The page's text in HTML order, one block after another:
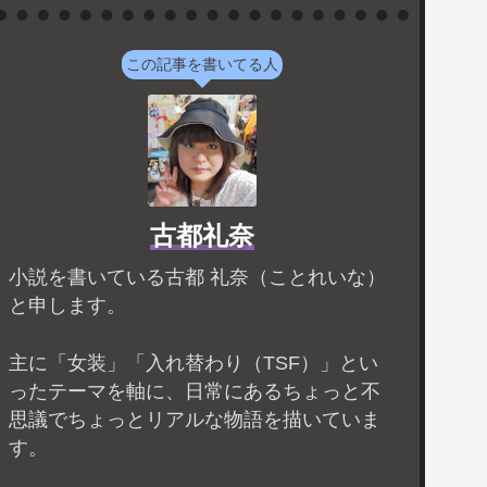
この記事を書いてる人
古都礼奈
小説を書いている古都 礼奈（ことれいな）
と申します。
主に「女装」「入れ替わり（TSF）」とい
ったテーマを軸に、日常にあるちょっと不
思議でちょっとリアルな物語を描いていま
す。